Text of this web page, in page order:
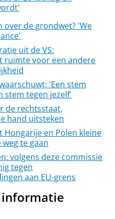
over de grondwet? 'We
uit de VS:
ruimte voor een andere
'Een stem
stem tegen jezelf'
de rechtsstaat,
hand uitsteken
Hongarije en Polen kleine
te gaan
volgens deze commissie
tegen
aan EU-grens
informatie